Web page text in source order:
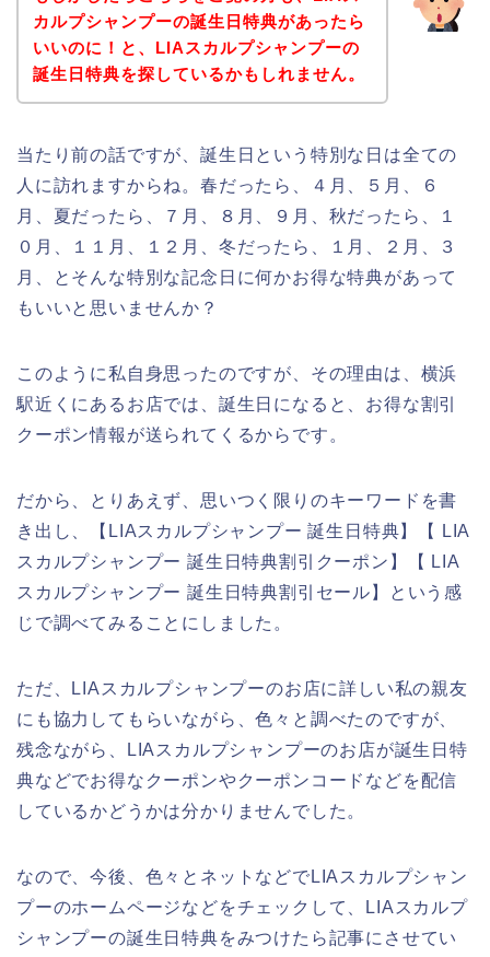
カルプシャンプーの誕生日特典があったら
いいのに！と、LIAスカルプシャンプーの
誕生日特典を探しているかもしれません。
当たり前の話ですが、誕生日という特別な日は全ての
人に訪れますからね。春だったら、４月、５月、６
月、夏だったら、７月、８月、９月、秋だったら、１
０月、１１月、１２月、冬だったら、１月、２月、３
月、とそんな特別な記念日に何かお得な特典があって
もいいと思いませんか？
このように私自身思ったのですが、その理由は、横浜
駅近くにあるお店では、誕生日になると、お得な割引
クーポン情報が送られてくるからです。
だから、とりあえず、思いつく限りのキーワードを書
き出し、【LIAスカルプシャンプー 誕生日特典】【 LIA
スカルプシャンプー 誕生日特典割引クーポン】【 LIA
スカルプシャンプー 誕生日特典割引セール】という感
じで調べてみることにしました。
ただ、LIAスカルプシャンプーのお店に詳しい私の親友
にも協力してもらいながら、色々と調べたのですが、
残念ながら、LIAスカルプシャンプーのお店が誕生日特
典などでお得なクーポンやクーポンコードなどを配信
しているかどうかは分かりませんでした。
なので、今後、色々とネットなどでLIAスカルプシャン
プーのホームページなどをチェックして、LIAスカルプ
シャンプーの誕生日特典をみつけたら記事にさせてい